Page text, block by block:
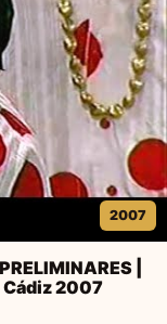
2007
|
Cádiz 2007